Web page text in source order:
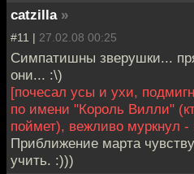
catzilla »
#11 | 27.02.08 00:25
Симпатишны зверушки...
они... :\)
[почесал усы и ухи,
по имени "Король Вилли"
поймет), вежливо муркнул -
Приближение марта
учить. :)))